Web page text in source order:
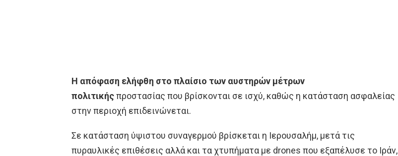
Η απόφαση ελήφθη στο πλαίσιο των αυστηρών μέτρων
πολιτικήςπροστασίας που βρίσκονται σε ισχύ, καθώς η κατάσταση ασφαλείας
στην περιοχή επιδεινώνεται.
Σε κατάσταση ύψιστου συναγερμού βρίσκεται η Ιερουσαλήμ, μετά τις
πυραυλικές επιθέσεις αλλά και τα χτυπήματα με drones που εξαπέλυσε το Ιράν,